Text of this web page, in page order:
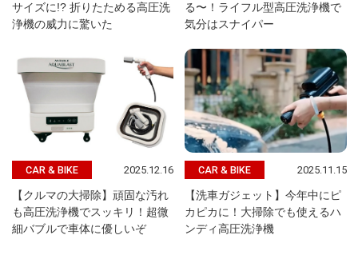
サイズに!? 折りたためる高圧洗
浄機の威力に驚いた
る〜！ライフル型高圧洗浄機で
気分はスナイパー
CAR & BIKE 2025.12.16
【クルマの大掃除】頑固な汚れ
も高圧洗浄機でスッキリ！超微
細バブルで車体に優しいぞ
CAR & BIKE 2025.11.15
【洗車ガジェット】今年中にピ
カピカに！大掃除でも使えるハ
ンディ高圧洗浄機